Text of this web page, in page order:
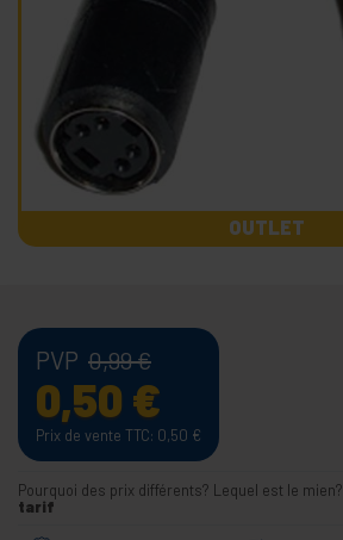
OUTLET
PVP 0,99€
0,50 €
Prix de vente TTC: 0,50 €
Pourquoi des prix différents? Lequel est le mien?
tarif